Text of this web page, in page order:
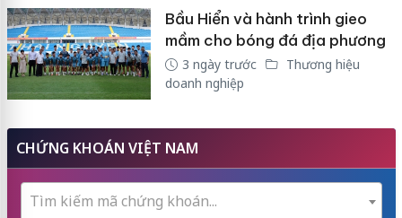
Bầu Hiển và hành trình gieo
mầm cho bóng đá địa phương
3 ngày trước
Thương hiệu
doanh nghiệp
CHỨNG KHOÁN VIỆT NAM
Tìm kiếm mã chứng khoán...